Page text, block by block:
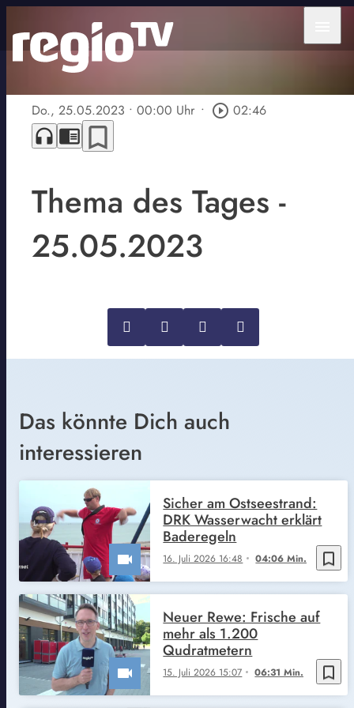
Do., 25.05.2023 • 00:00 Uhr • play_circle_outline 02:46
headphones chrome_reader_mode bookmark_border
Thema des Tages -
25.05.2023
Das könnte Dich auch
interessieren
bookmark_border
16. Juli 2026 16:48 04:06 Min.
Sicher am Ostseestrand:
DRK Wasserwacht erklärt
Baderegeln
bookmark_border
15. Juli 2026 15:07 06:31 Min.
Neuer Rewe: Frische auf
mehr als 1.200
Qudratmetern